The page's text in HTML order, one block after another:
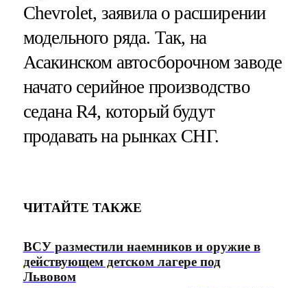
Chevrolet, заявила о расширении
модельного ряда. Так, на
Асакинском автосборочном заводе
начато серийное производство
седана R4, который будут
продавать на рынках СНГ.
ЧИТАЙТЕ ТАКЖЕ
ВСУ разместили наемников и оружие в
действующем детском лагере под
Львовом